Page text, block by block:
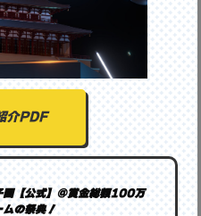
介PDF
園【公式】@賞金総額100万
ムの祭典！